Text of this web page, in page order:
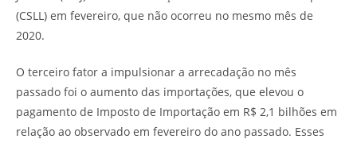
(CSLL) em fevereiro, que não ocorreu no mesmo mês de
2020.
O terceiro fator a impulsionar a arrecadação no mês
passado foi o aumento das importações, que elevou o
pagamento de Imposto de Importação em R$ 2,1 bilhões em
relação ao observado em fevereiro do ano passado. Esses